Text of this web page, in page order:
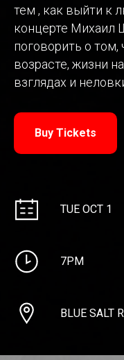
тем , как выйти к
концерте Михаил
поговорить о том,
возрасте, жизни
взглядах и
Buy Tickets
TUE OCT 1
7PM
BLUE SALT